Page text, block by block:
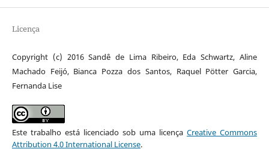
Licença
Copyright (c) 2016 Sandê de Lima Ribeiro, Eda Schwartz, Aline
Machado Feijó, Bianca Pozza dos Santos, Raquel Pötter Garcia,
Fernanda Lise
Este trabalho está licenciado sob uma licençaCreative Commons
Attribution 4.0 International License.